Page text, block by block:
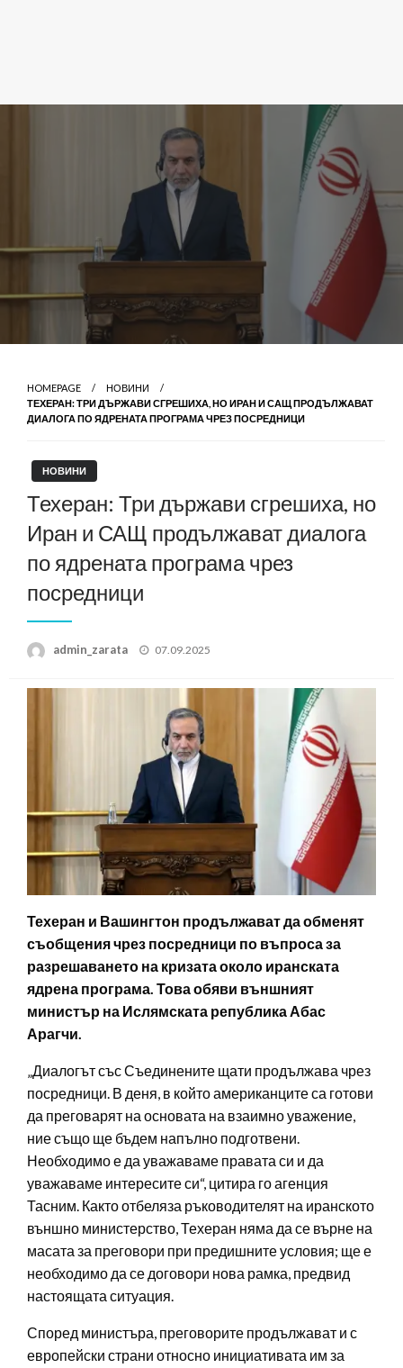
HOMEPAGE
НОВИНИ
ТЕХЕРАН: ТРИ ДЪРЖАВИ СГРЕШИХА, НО ИРАН И САЩ ПРОДЪЛЖАВАТ
ДИАЛОГА ПО ЯДРЕНАТА ПРОГРАМА ЧРЕЗ ПОСРЕДНИЦИ
НОВИНИ
Техеран: Три държави сгрешиха, но
Иран и САЩ продължават диалога
по ядрената програма чрез
посредници
admin_zarata
Posted
07.09.2025
Техеран и Вашингтон продължават да обменят
съобщения чрез посредници по въпроса за
разрешаването на кризата около иранската
ядрена програма. Това обяви външният
министър на Ислямската република Абас
Арагчи.
„Диалогът със Съединените щати продължава чрез
посредници. В деня, в който американците са готови
да преговарят на основата на взаимно уважение,
ние също ще бъдем напълно подготвени.
Необходимо е да уважаваме правата си и да
уважаваме интересите си“, цитира го агенция
Тасним. Както отбеляза ръководителят на иранското
външно министерство, Техеран няма да се върне на
масата за преговори при предишните условия; ще е
необходимо да се договори нова рамка, предвид
настоящата ситуация.
Според министъра, преговорите продължават и с
европейски страни относно инициативата им за